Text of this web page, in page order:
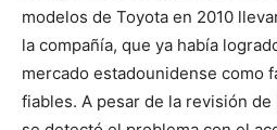
modelos de Toyota en 2010
la compañía, que ya había
mercado estadounidense como
fiables. A pesar de la revisión